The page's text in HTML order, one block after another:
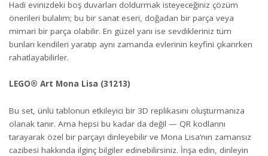
Hadi evinizdeki boş duvarları doldurmak isteyeceğiniz çözüm
önerileri bulalım; bu bir sanat eseri, doğadan bir parça veya
mimari bir parça olabilir. En güzel yanı ise sevdikleriniz tüm
bunları kendileri yaratıp aynı zamanda evlerinin keyfini çıkarırken
rahatlayabilirler.
LEGO® Art Mona Lisa (31213)
Bu set, ünlü tablonun etkileyici bir 3D replikasını oluşturmanıza
olanak tanır. Ama hepsi bu kadar da değil — QR kodlarını
tarayarak özel bir parçayı dinleyebilir ve Mona Lisa’nın zamansız
cazibesi hakkında ilginç bilgiler edinebilirsiniz. İnşa edin, dinleyin